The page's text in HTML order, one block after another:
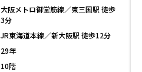
大阪メトロ御堂筋線／東三国駅 徒歩
3分
JR東海道本線／新大阪駅 徒歩12分
29年
10階